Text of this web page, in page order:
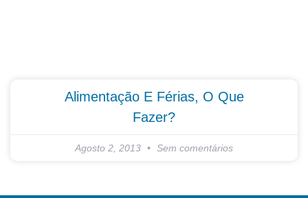
Alimentação E Férias, O Que
Fazer?
Agosto 2, 2013 Sem comentários